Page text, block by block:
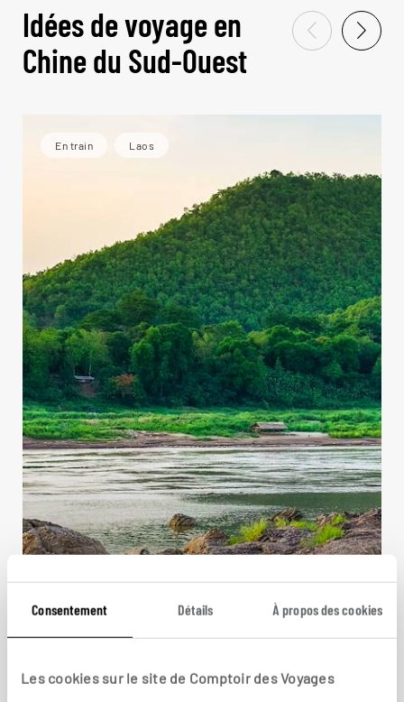
Consentement Détails À propos des cookies
Les cookies sur le site de Comptoir des Voyages
Idées de voyage en
Chine du Sud-Ouest
En train Laos
Le train des nuages
Circuit individuel en train Laos et Yunnan : Luang
Prabang, Lijiang, Shangri-La…
14 jours / 12 nuits